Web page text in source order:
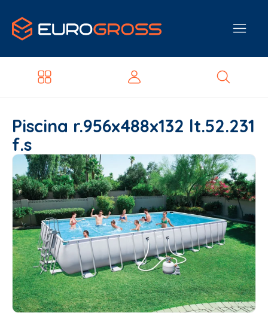
Piscina r.956x488x132 lt.52.231
f.s